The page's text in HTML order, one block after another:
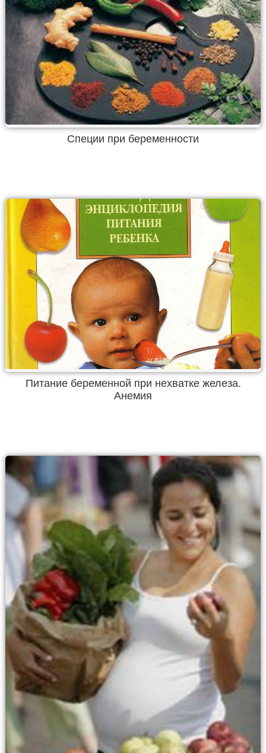
Специи при беременности
Питание беременной при нехватке железа.
Анемия